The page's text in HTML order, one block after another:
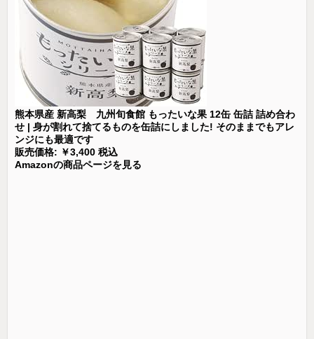
熊本県産 新高梨 九州旬食館 もったいな果 12缶 缶詰 詰め合わ
せ | 身が割れて捨てるものを缶詰にしました! そのままでもアレ
ンジにも最適です
販売価格: ￥3,400 税込
Amazonの商品ページを見る